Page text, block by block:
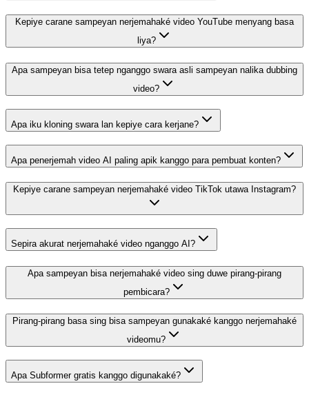
Kepiye carane sampeyan nerjemahaké video YouTube menyang basa
liya?
Apa sampeyan bisa tetep nganggo swara asli sampeyan nalika dubbing
video?
Apa iku kloning swara lan kepiye cara kerjane?
Apa penerjemah video AI paling apik kanggo para pembuat konten?
Kepiye carane sampeyan nerjemahaké video TikTok utawa Instagram?
Sepira akurat nerjemahaké video nganggo AI?
Apa sampeyan bisa nerjemahaké video sing duwe pirang-pirang
pembicara?
Pirang-pirang basa sing bisa sampeyan gunakaké kanggo nerjemahaké
videomu?
Apa Subformer gratis kanggo digunakaké?